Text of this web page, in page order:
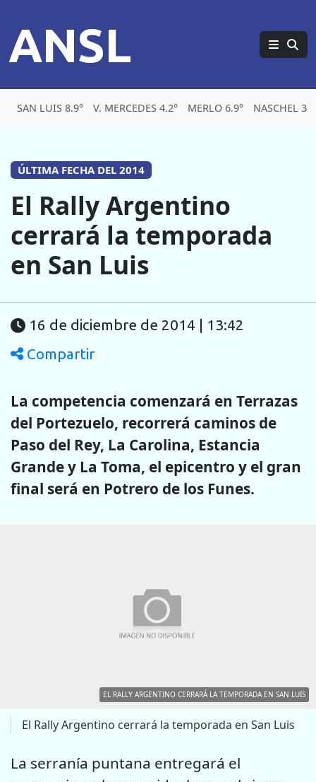
ANSL
SAN LUIS 8.9° V. MERCEDES 4.2° MERLO 6.9° NASCHEL
ÚLTIMA FECHA DEL 2014
El Rally Argentino
cerrará la temporada
en San Luis
16 de diciembre de 2014 | 13:42
Compartir
La competencia comenzará en Terrazas
del Portezuelo, recorrerá caminos de
Paso del Rey, La Carolina, Estancia
Grande y La Toma, el epicentro y el gran
final será en Potrero de los Funes.
EL RALLY ARGENTINO CERRARÁ LA TEMPORADA EN SAN LUIS
El Rally Argentino cerrará la temporada en San Luis
La serranía puntana entregará el